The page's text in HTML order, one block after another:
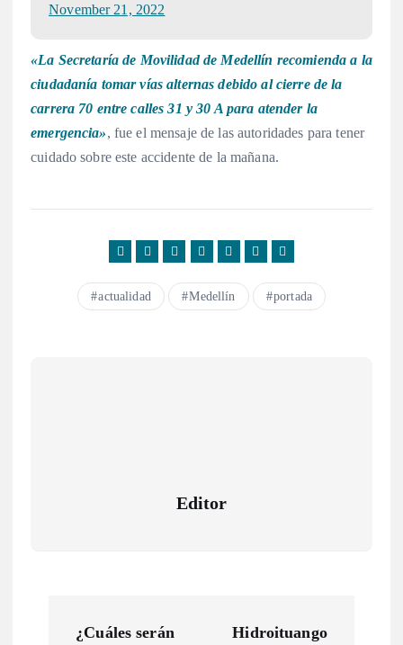
November 21, 2022
«La Secretaría de Movilidad de Medellín recomienda a la
ciudadanía tomar vías alternas debido al cierre de la
carrera 70 entre calles 31 y 30 A para atender la
emergencia», fue el mensaje de las autoridades para tener
cuidado sobre este accidente de la mañana.
actualidad Medellín portada
Editor
¿Cuáles serán
Hidroituango